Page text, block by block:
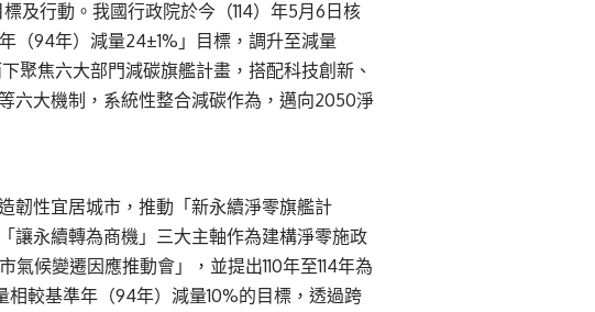
及行動。我國行政院於今（114）年5月6日核
（94年）減量24±1%」目標，調升至減量
聚焦六大部門減碳旗艦計畫，搭配科技創新、
六大機制，系統性整合減碳作為，邁向2050淨
韌性宜居城市，推動「新永續淨零旗艦計
讓永續轉為商機」三大主軸作為建構淨零施政
候變遷因應推動會」，並提出110年至114年為
相較基準年（94年）減量10%的目標，透過跨